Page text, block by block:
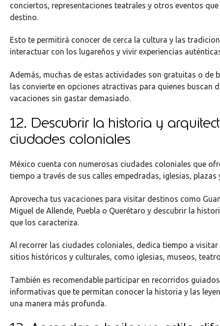
conciertos, representaciones teatrales y otros eventos que
destino.
Esto te permitirá conocer de cerca la cultura y las
interactuar con los lugareños y vivir experiencias
Además, muchas de estas actividades son gratuitas o de
las convierte en opciones atractivas para quienes buscan
vacaciones sin gastar demasiado.
12. Descubrir la historia y
ciudades coloniales
México cuenta con numerosas ciudades coloniales que
tiempo a través de sus calles empedradas, iglesias, plazas
Aprovecha tus vacaciones para visitar destinos como
Miguel de Allende, Puebla o Querétaro y descubrir la
que los caracteriza.
Al recorrer las ciudades coloniales, dedica tiempo a visitar
sitios históricos y culturales, como iglesias, museos,
También es recomendable participar en recorridos
informativas que te permitan conocer la historia y las
una manera más profunda.